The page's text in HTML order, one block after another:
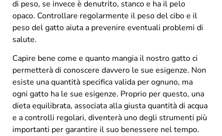
di peso, se invece è denutrito, stanco e ha il pelo
opaco. Controllare regolarmente il peso del cibo e il
peso del gatto aiuta a prevenire eventuali problemi di
salute.
Capire bene come e quanto mangia il nostro gatto ci
permetterà di conoscere davvero le sue esigenze. Non
esiste una quantità specifica valida per ognuno, ma
ogni gatto ha le sue esigenze. Proprio per questo, una
dieta equilibrata, associata alla giusta quantità di acqua
e a controlli regolari, diventerà uno degli strumenti più
importanti per garantire il suo benessere nel tempo.